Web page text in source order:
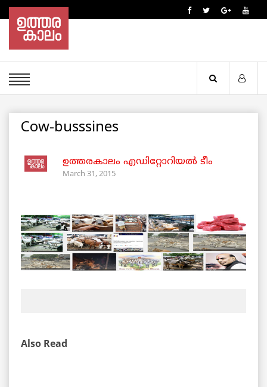
Cow-busssines
ഉത്തരകാലം എഡിറ്റോറിയല്‍ ടീം
March 31, 2015
Also Read